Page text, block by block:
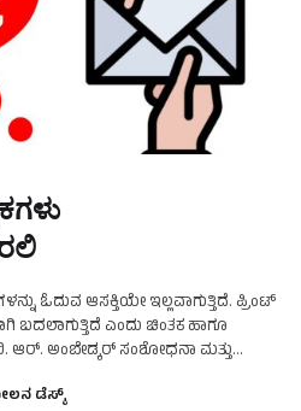
ಓದುವ ಆಸಕ್ತಿಯೇ ಇಲ್ಲವಾಗುತ್ತಿದೆ. ಪ್ರಿಂಟ್
ಎಂದು ಚಿಂತಕ ಹಾಗೂ
ಆರ್. ಅಂಬೇಡ್ಕರ್ ಸಂಶೋಧನಾ ಮತ್ತು
ಡೆಸ್ಕ್